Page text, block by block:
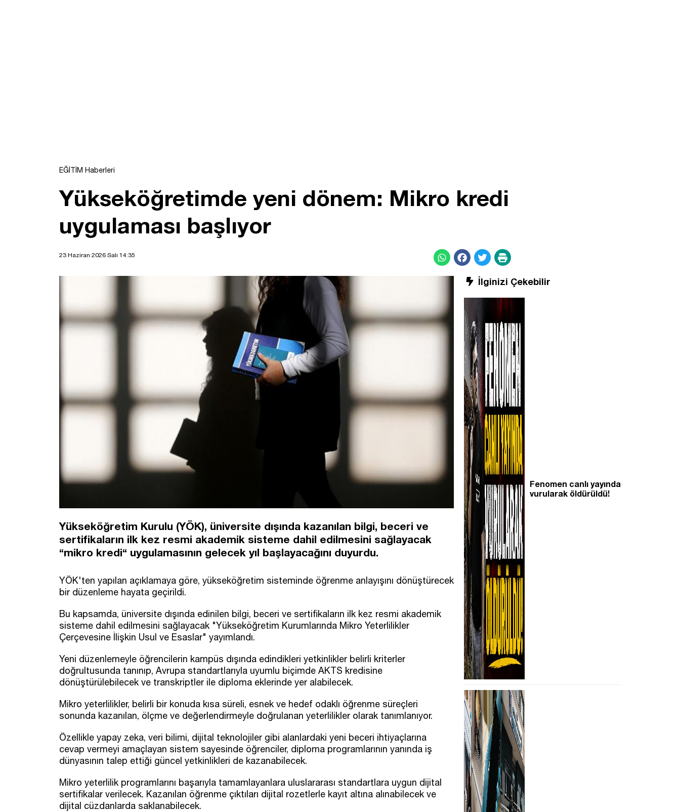
EĞİTİM Haberleri
Yükseköğretimde yeni dönem: Mikro kredi
uygulaması başlıyor
23 Haziran 2026 Salı 14:35
Yükseköğretim Kurulu (YÖK), üniversite dışında kazanılan bilgi, beceri ve
sertifikaların ilk kez resmi akademik sisteme dahil edilmesini sağlayacak
“mikro kredi“ uygulamasının gelecek yıl başlayacağını duyurdu.
YÖK'ten yapılan açıklamaya göre, yükseköğretim sisteminde öğrenme anlayışını dönüştürecek
bir düzenleme hayata geçirildi.
Bu kapsamda, üniversite dışında edinilen bilgi, beceri ve sertifikaların ilk kez resmi akademik
sisteme dahil edilmesini sağlayacak "Yükseköğretim Kurumlarında Mikro Yeterlilikler
Çerçevesine İlişkin Usul ve Esaslar" yayımlandı.
Yeni düzenlemeyle öğrencilerin kampüs dışında edindikleri yetkinlikler belirli kriterler
doğrultusunda tanınıp, Avrupa standartlarıyla uyumlu biçimde AKTS kredisine
dönüştürülebilecek ve transkriptler ile diploma eklerinde yer alabilecek.
Mikro yeterlilikler, belirli bir konuda kısa süreli, esnek ve hedef odaklı öğrenme süreçleri
sonunda kazanılan, ölçme ve değerlendirmeyle doğrulanan yeterlilikler olarak tanımlanıyor.
Özellikle yapay zeka, veri bilimi, dijital teknolojiler gibi alanlardaki yeni beceri ihtiyaçlarına
cevap vermeyi amaçlayan sistem sayesinde öğrenciler, diploma programlarının yanında iş
dünyasının talep ettiği güncel yetkinlikleri de kazanabilecek.
Mikro yeterlilik programlarını başarıyla tamamlayanlara uluslararası standartlara uygun dijital
sertifikalar verilecek. Kazanılan öğrenme çıktıları dijital rozetlerle kayıt altına alınabilecek ve
dijital cüzdanlarda saklanabilecek.
İlginizi Çekebilir
Fenomen canlı yayında
vurularak öldürüldü!